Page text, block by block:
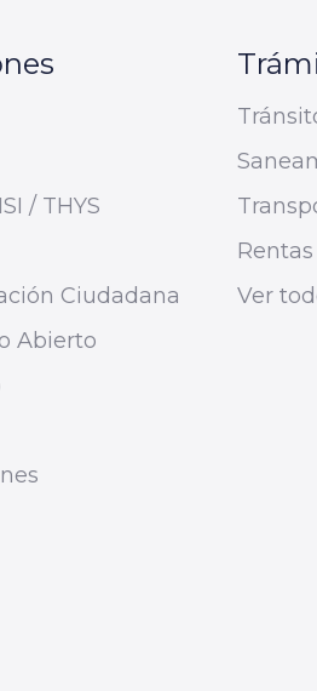
/ THYS
Ciudadana
Abierto
Rentas
Ver